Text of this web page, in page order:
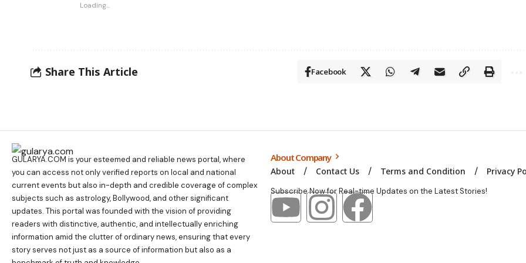
Loading...
Share This Article Facebook
GULARYA.COM is your esteemed and reliable news portal, where
you can access not only verified reports on local and national
current events but also in-depth and credible coverage of complex
subjects such as astrology, Bollywood, and other significant
updates. This portal was founded with the vision of providing
readers with distinctive, authentic, and intellectually enriching
information amid the clutter of ordinary news, ensuring that every
story serves not just as a source of information but also as a
About Company
About Contact Us Terms and Condition Privacy
Subscribe Now for Real-time Updates on the Latest Stories!